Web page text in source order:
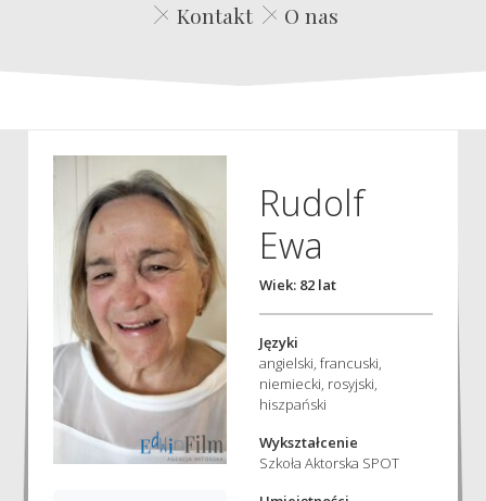
Kontakt
O nas
Rudolf
Ewa
Wiek: 82 lat
Języki
angielski, francuski,
niemiecki, rosyjski,
hiszpański
Wykształcenie
Szkoła Aktorska SPOT